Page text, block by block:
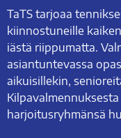
TaTS tarjoaa
kiinnostuneille
iästä riippumatta.
asiantuntevassa
aikuisillekin,
harjoitusryhmänsä